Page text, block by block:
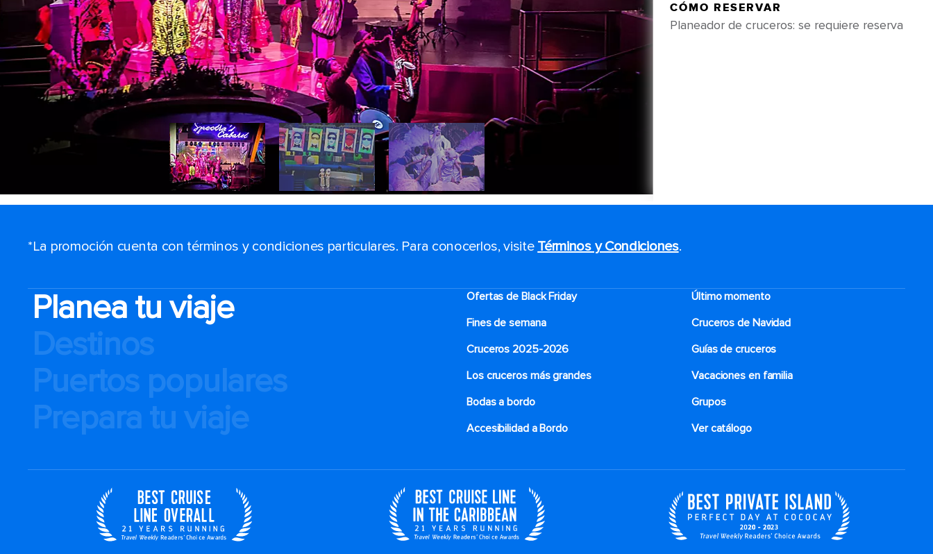
CÓMO RESERVAR
Planeador de cruceros: se requiere reserva
*La promoción cuenta con términos y condiciones particulares. Para conocerlos, visite Términos y Condiciones.
Planea tu viaje
Destinos
Puertos populares
Prepara tu viaje
Ofertas de Black Friday
Último momento
Fines de semana
Cruceros de Navidad
Cruceros 2025-2026
Guías de cruceros
Los cruceros más grandes
Vacaciones en familia
Bodas a bordo
Grupos
Accesibilidad a Bordo
Ver catálogo